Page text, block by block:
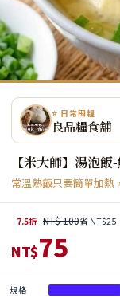
⭐ 日常囤糧
良品糧食舖
【米大師】湯泡
常溫熟飯只要簡單加熱
7.5折 NT$ 100省 NT$25
NT$75
規格